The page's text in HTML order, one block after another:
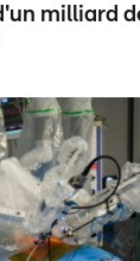
milliard